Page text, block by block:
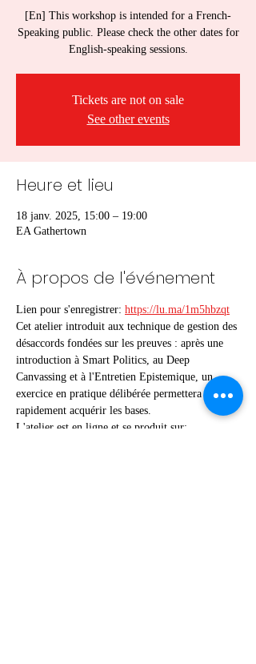
[En] This workshop is intended for a French-
Speaking public. Please check the other dates for
English-speaking sessions.
Tickets are not on sale
See other events
Heure et lieu
18 janv. 2025, 15:00 – 19:00
EA Gathertown
À propos de l'événement
Lien pour s'enregistrer: https://lu.ma/1m5hbzqt
Cet atelier introduit aux technique de gestion des
désaccords fondées sur les preuves : après une
introduction à Smart Politics, au Deep
Canvassing et à l'Entretien Epistemique, un
exercice en pratique délibérée permettera de
rapidement acquérir les bases.
L'atelier est en ligne et se produit sur: